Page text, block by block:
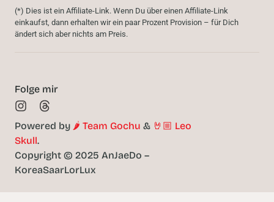
(*) Dies ist ein Affiliate-Link. Wenn Du über einen Affiliate-Link
einkaufst, dann erhalten wir ein paar Prozent Provision – für Dich
ändert sich aber nichts am Preis.
Copyright © 2025 AnJaeDo –
KoreaSaarLorLux
Powered by 🌶️ Team Gochu & 🤘🏼 Leo
Skull.
Folge mir